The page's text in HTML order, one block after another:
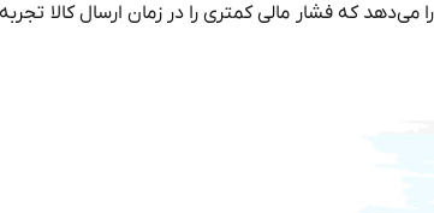
که فشار مالی کمتری را در زمان ارسال کالا